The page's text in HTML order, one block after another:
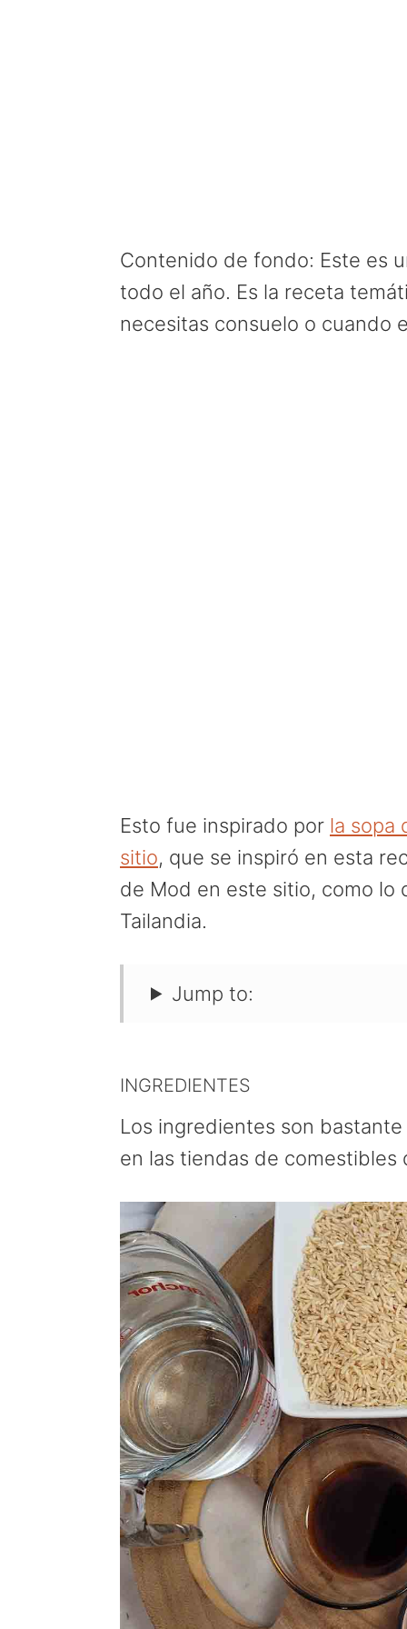
Contenido de fondo: Este es
todo el año. Es la receta
necesitas consuelo o cuando
Esto fue inspirado por la sopa
sitio, que se inspiró en esta
de Mod en este sitio, como lo
Tailandia.
Jump to:
INGREDIENTES
Los ingredientes son
en las tiendas de comestibles